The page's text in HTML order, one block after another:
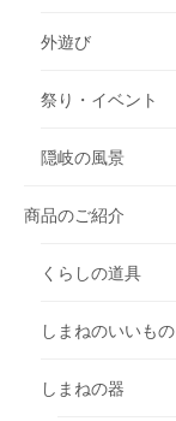
外遊び
祭り・イベント
隠岐の風景
商品のご紹介
くらしの道具
しまねのいいもの
しまねの器